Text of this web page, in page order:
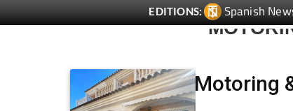
EDITIONS: Spanish
Motoring